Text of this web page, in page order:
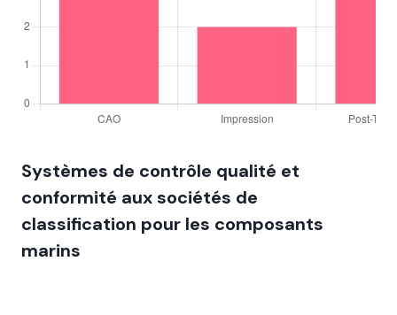
Systèmes de contrôle qualité et
conformité aux sociétés de
classification pour les composants
marins